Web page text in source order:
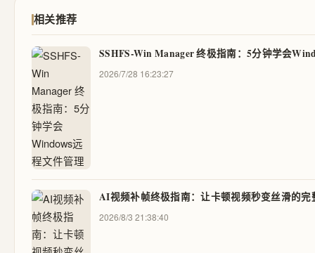
相关推荐
SSHFS-Win Manager 终极指南：5分钟学会
2026/7/28 16:23:27
AI视频补帧终极指南：让卡顿视频秒变丝滑的完
2026/8/3 21:38:40